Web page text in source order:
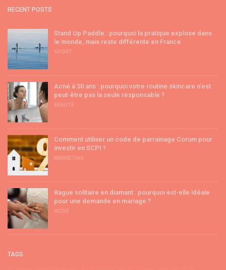
RECENT POSTS
Stand Up Paddle : pourquoi la pratique explose dans
le monde, mais reste différente en France
SPORT
Acné à 30 ans : pourquoi votre routine skincare n’est
peut-être pas la seule responsable ?
BEAUTÉ
Comment utiliser un code de parrainage Corum pour
investir en SCPI ?
MARKETING
Bague solitaire en diamant : pourquoi est-elle idéale
pour une demande en mariage ?
MODE
TAGS